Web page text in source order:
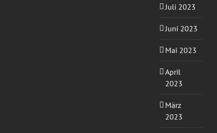
Juli 2023
Juni 2023
Mai 2023
April
2023
März
2023